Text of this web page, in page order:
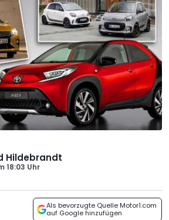
Hildebrandt
18:03 Uhr
Als bevorzugte Quelle Motor1.com
auf Google hinzufügen